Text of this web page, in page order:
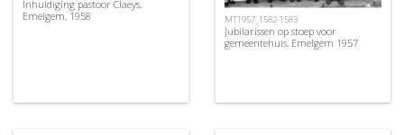
Inhuldiging pastoor Claeys,
Emelgem, 1958
MT1957_1582-1583
Jubilarissen op stoep voor
gemeentehuis, Emelgem 1957